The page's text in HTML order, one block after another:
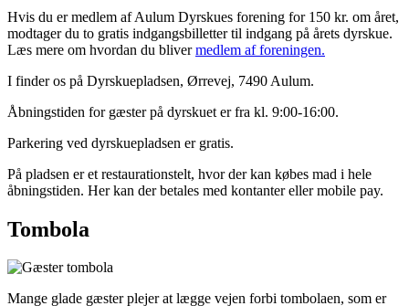
Hvis du er medlem af Aulum Dyrskues forening for 150 kr. om året,
modtager du to gratis indgangsbilletter til indgang på årets dyrskue.
Læs mere om hvordan du blivermedlem af foreningen.
I finder os på Dyrskuepladsen, Ørrevej, 7490 Aulum.
Åbningstiden for gæster på dyrskuet er fra kl. 9:00-16:00.
Parkering ved dyrskuepladsen er gratis.
På pladsen er et restaurationstelt, hvor der kan købes mad i hele
åbningstiden. Her kan der betales med kontanter eller mobile pay.
Tombola
Mange glade gæster plejer at lægge vejen forbi tombolaen, som er